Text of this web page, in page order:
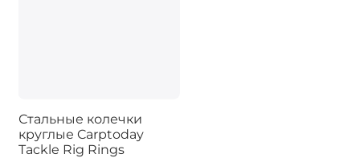
Стальные колечки
круглые Carptoday
Tackle Rig Rings